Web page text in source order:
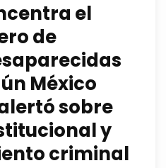
el
de
México
sobre
y
criminal